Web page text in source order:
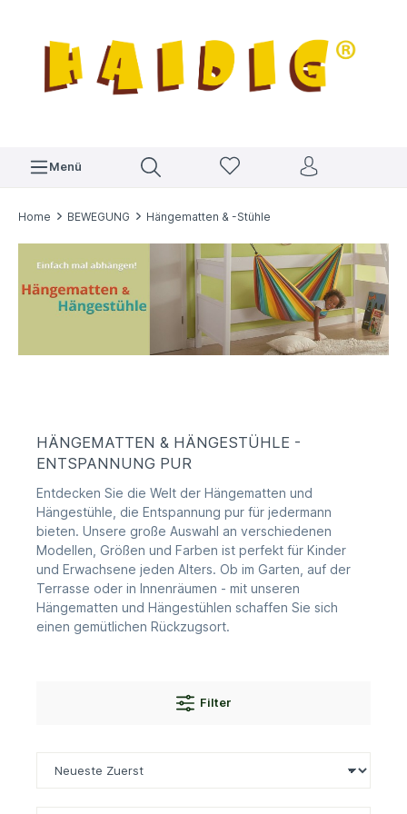
Menü
Home BEWEGUNG Hängematten & -Stühle
HÄNGEMATTEN & HÄNGESTÜHLE -
ENTSPANNUNG PUR
Entdecken Sie die Welt der Hängematten und
Hängestühle, die Entspannung pur für jedermann
bieten. Unsere große Auswahl an verschiedenen
Modellen, Größen und Farben ist perfekt für Kinder
und Erwachsene jeden Alters. Ob im Garten, auf der
Terrasse oder in Innenräumen - mit unseren
Hängematten und Hängestühlen schaffen Sie sich
einen gemütlichen Rückzugsort.
Filter